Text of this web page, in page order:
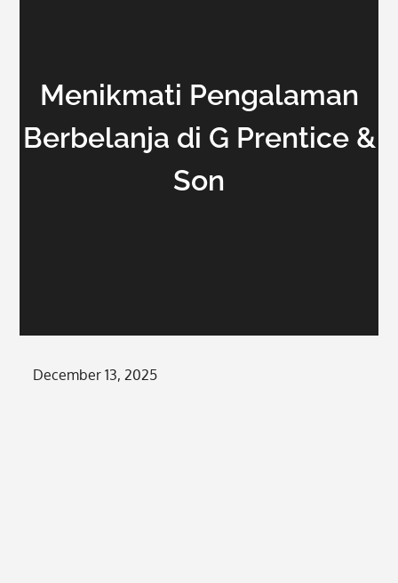
Menikmati Pengalaman
Berbelanja di G Prentice &
Son
Posted
December 13, 2025